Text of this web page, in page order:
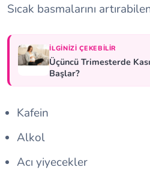
Sıcak basmalarını
İLGINIZI ÇEKEBILIR
Üçüncü Trimesterde
Başlar?
Kafein
Alkol
Acı yiyecekler